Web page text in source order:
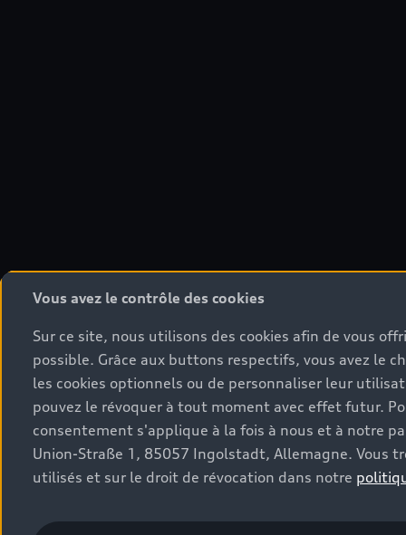
Vous avez le contrôle des cookies
Sur ce site, nous utilisons des cookies afin de vous
possible. Grâce aux buttons respectifs, vous avez le
les cookies optionnels ou de personnaliser leur
pouvez le révoquer à tout moment avec effet futur.
consentement s'applique à la fois à nous et à notre
Union-Straße 1, 85057 Ingolstadt, Allemagne. Vous
utilisés et sur le droit de révocation dans notre